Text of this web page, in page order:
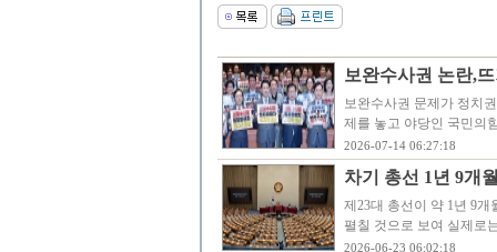
보완수사권 논란,
보완수사권 문제가 정치
제를 놓고 야당인 국민의
2026-07-14 06:27:18
차기 총선 1년 9개
제23대 총선이 약 1년 9
펼칠 것으로 보여 실제로
2026-06-23 06:02:18